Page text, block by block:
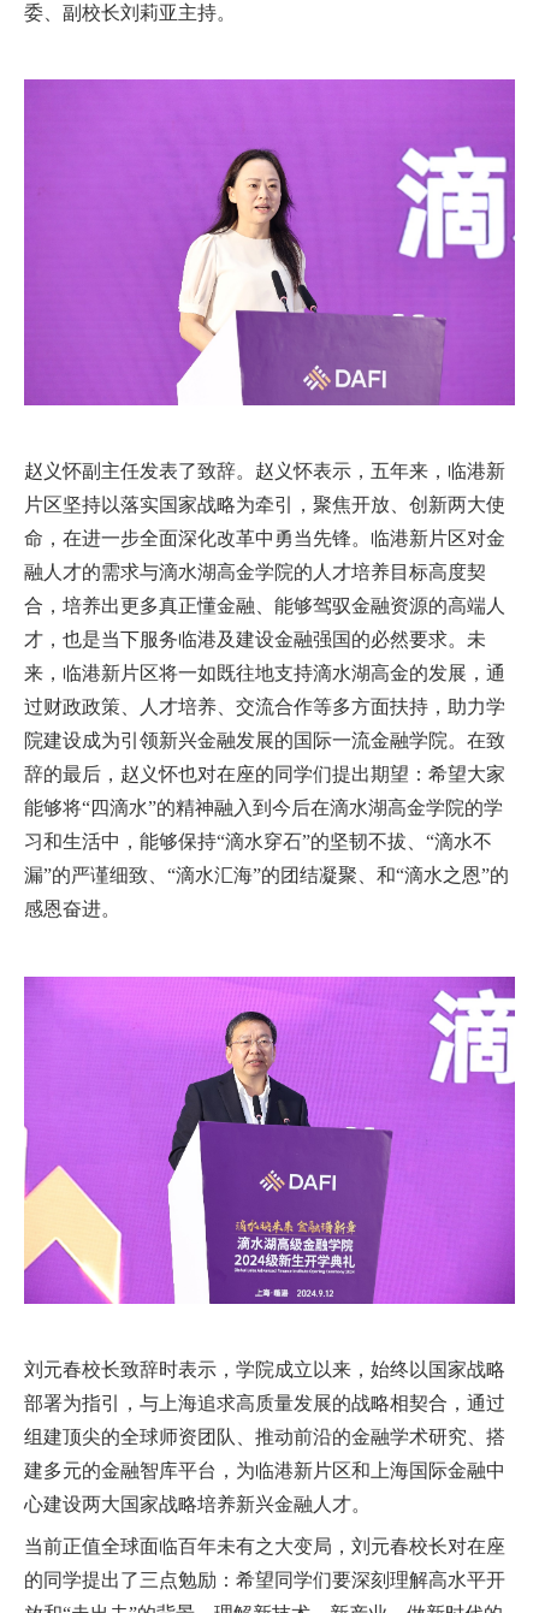
委、副校长刘莉亚主持。
赵义怀副主任发表了致辞。赵义怀表示，五年来，临港新
片区坚持以落实国家战略为牵引，聚焦开放、创新两大使
命，在进一步全面深化改革中勇当先锋。临港新片区对金
融人才的需求与滴水湖高金学院的人才培养目标高度契
合，培养出更多真正懂金融、能够驾驭金融资源的高端人
才，也是当下服务临港及建设金融强国的必然要求。未
来，临港新片区将一如既往地支持滴水湖高金的发展，通
过财政政策、人才培养、交流合作等多方面扶持，助力学
院建设成为引领新兴金融发展的国际一流金融学院。在致
辞的最后，赵义怀也对在座的同学们提出期望：希望大家
能够将“四滴水”的精神融入到今后在滴水湖高金学院的学
习和生活中，能够保持“滴水穿石”的坚韧不拔、“滴水不
漏”的严谨细致、“滴水汇海”的团结凝聚、和“滴水之恩”的
感恩奋进。
刘元春校长致辞时表示，学院成立以来，始终以国家战略
部署为指引，与上海追求高质量发展的战略相契合，通过
组建顶尖的全球师资团队、推动前沿的金融学术研究、搭
建多元的金融智库平台，为临港新片区和上海国际金融中
心建设两大国家战略培养新兴金融人才。
当前正值全球面临百年未有之大变局，刘元春校长对在座
的同学提出了三点勉励：希望同学们要深刻理解高水平开